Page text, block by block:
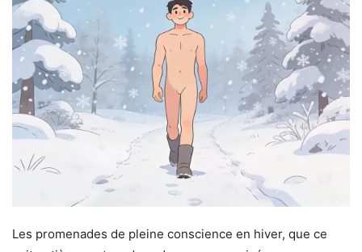
Les promenades de pleine conscience en hiver, que ce